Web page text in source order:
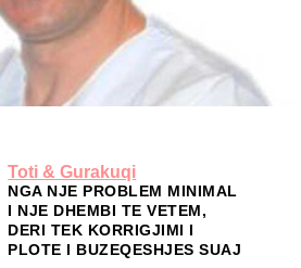
Toti & Gurakuqi
NGA NJE PROBLEM MINIMAL
I NJE DHEMBI TE VETEM,
DERI TEK KORRIGJIMI I
PLOTE I BUZEQESHJES SUAJ